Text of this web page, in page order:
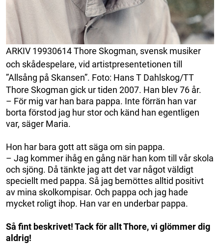
ARKIV 19930614 Thore Skogman, svensk musiker
och skådespelare, vid artistpresentetionen till
”Allsång på Skansen”. Foto: Hans T Dahlskog/TT
Thore Skogman gick ur tiden 2007. Han blev 76 år.
– För mig var han bara pappa. Inte förrän han var
borta förstod jag hur stor och känd han egentligen
var, säger Maria.
Hon har bara gott att säga om sin pappa.
– Jag kommer ihåg en gång när han kom till vår skola
och sjöng. Då tänkte jag att det var något väldigt
speciellt med pappa. Så jag bemöttes alltid positivt
av mina skolkompisar. Och pappa och jag hade
mycket roligt ihop. Han var en underbar pappa.
Så fint beskrivet! Tack för allt Thore, vi glömmer dig
aldrig!